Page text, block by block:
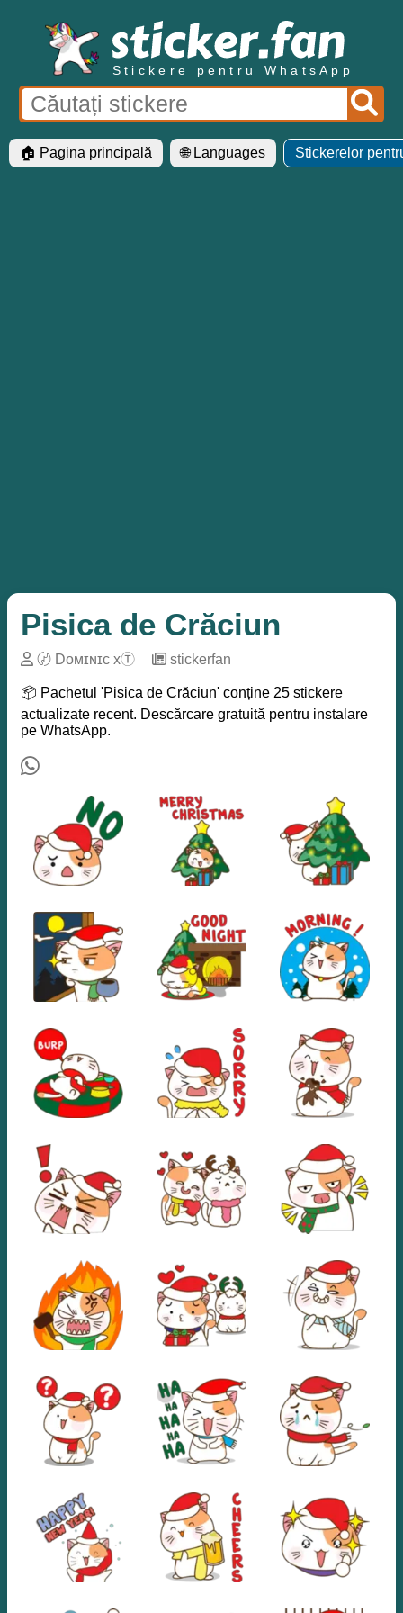
Stickere pentru WhatsApp
🏠 Pagina principală 🌐 Languages Stickerelor
Pisica de Crăciun
〄 Dᴏᴍɪɴɪᴄ xⓉ stickerfan
📦 Pachetul 'Pisica de Crăciun' conține 25 stickere
actualizate recent. Descărcare gratuită pentru instalare
pe WhatsApp.